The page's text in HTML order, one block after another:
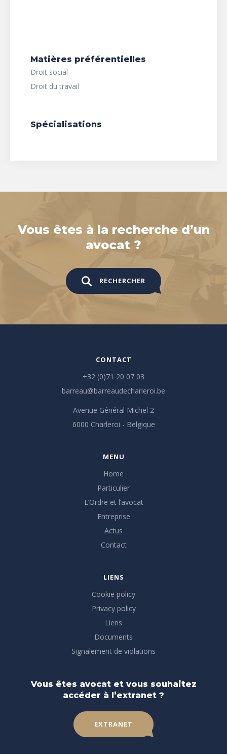
Matières préférentielles
Droit social
Droit du travail
Spécialisations
Vous êtes à la recherche d’un
avocat ?
RECHERCHER
CONTACT
+32 (0)71 20 07 03
barreau@barreaudecharleroi.be
Avenue Général Michel 2
6000 Charleroi - Belgique
MENU
Home
Particulier
L’Ordre et l’avocat
Entreprise
Actus
Contact
LIENS
Cookie policy
Privacy policy
Liens
Documents
Signalement de violations
Vous êtes avocat et vous souhaitez
accéder à l’extranet ?
EXTRANET